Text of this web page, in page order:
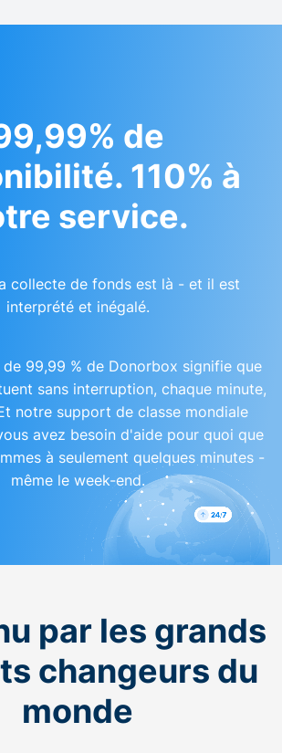
de
110% à
service.
collecte de fonds est là - et il est
interprété et inégalé.
99,99 % de Donorbox signifie que
sans interruption, chaque minute,
notre support de classe mondiale
avez besoin d'aide pour quoi que
à seulement quelques minutes -
même le week-end.
par les grands
changeurs du
monde